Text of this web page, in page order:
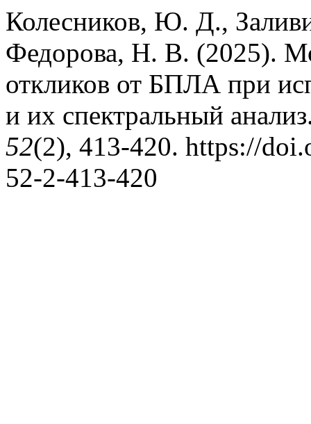
Колесников, Ю. Д.,
Федорова, Н. В. (2025).
откликов от БПЛА при
и их спектральный
52(2), 413-420. https://
52-2-413-420